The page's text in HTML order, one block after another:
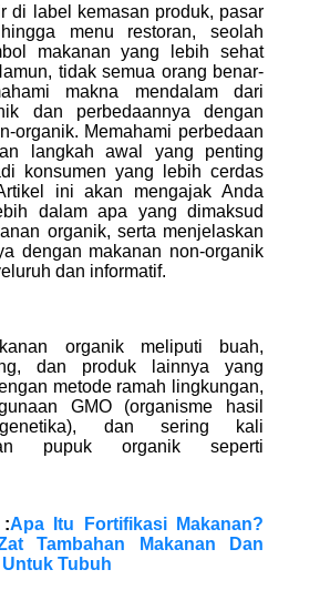
di label kemasan produk, pasar
menu restoran, seolah
makanan yang lebih sehat
tidak semua orang benar-
makna mendalam dari
dan perbedaannya dengan
organik. Memahami perbedaan
langkah awal yang penting
konsumen yang lebih cerdas
ini akan mengajak Anda
dalam apa yang dimaksud
organik, serta menjelaskan
dengan makanan non-organik
dan informatif.
organik meliputi buah,
dan produk lainnya yang
metode ramah lingkungan,
GMO (organisme hasil
dan sering kali
pupuk organik seperti
:Apa Itu Fortifikasi Makanan?
Tambahan Makanan Dan
Tubuh